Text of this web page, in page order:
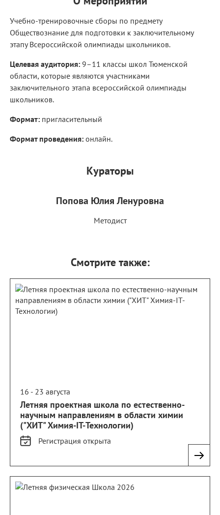
Учебно-тренировочные сборы по предмету
Обществознание для подготовки к заключительному
этапу Всероссийской олимпиады школьников.
Целевая аудитория: 9–11 классы школ Тюменской
области, которые являются участниками
заключительного этапа всероссийской олимпиады
школьников.
Формат: пригласительный
Формат проведения: онлайн.
Кураторы
Попова Юлия Ленуровна
Методист
Смотрите также:
16 - 23 августа
Летняя проектная школа по естественно-
научным направлениям в области химии
("ХИТ" Химия-IT-Технологии)
Регистрация открыта